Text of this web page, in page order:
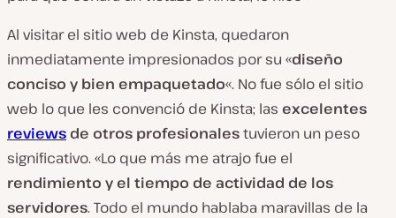
Al visitar el sitio web de Kinsta, quedaron
inmediatamente impresionados por su «diseño
conciso y bien empaquetado«. No fue sólo el sitio
web lo que les convenció de Kinsta; las excelentes
reviews de otros profesionalestuvieron un peso
significativo. «Lo que más me atrajo fue el
rendimiento y el tiempo de actividad de los
servidores. Todo el mundo hablaba maravillas de la